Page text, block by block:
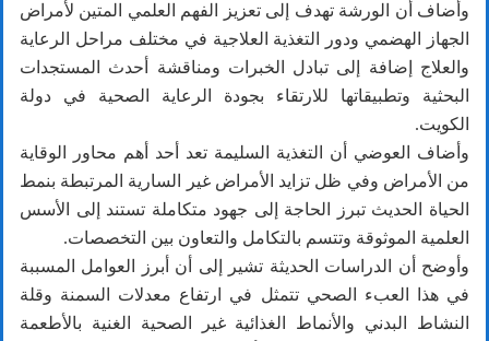
وأضاف أن الورشة تهدف إلى تعزيز الفهم العلمي المتين لأمراض
الجهاز الهضمي ودور التغذية العلاجية في مختلف مراحل الرعاية
والعلاج إضافة إلى تبادل الخبرات ومناقشة أحدث المستجدات
البحثية وتطبيقاتها للارتقاء بجودة الرعاية الصحية في دولة
الكويت.
وأضاف العوضي أن التغذية السليمة تعد أحد أهم محاور الوقاية
من الأمراض وفي ظل تزايد الأمراض غير السارية المرتبطة بنمط
الحياة الحديث تبرز الحاجة إلى جهود متكاملة تستند إلى الأسس
العلمية الموثوقة وتتسم بالتكامل والتعاون بين التخصصات.
وأوضح أن الدراسات الحديثة تشير إلى أن أبرز العوامل المسببة
في هذا العبء الصحي تتمثل في ارتفاع معدلات السمنة وقلة
النشاط البدني والأنماط الغذائية غير الصحية الغنية بالأطعمة